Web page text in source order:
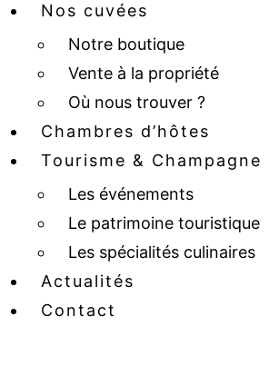
Nos cuvées
Notre boutique
Vente à la propriété
Où nous trouver ?
Chambres d’hôtes
Tourisme & Champagne
Les événements
Le patrimoine touristique
Les spécialités culinaires
Actualités
Contact